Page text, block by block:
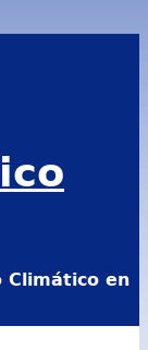
Climático en